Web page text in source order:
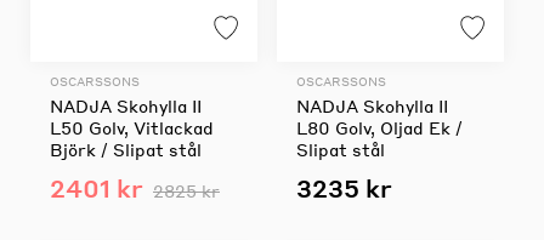
OSCARSSONS
NADJA Skohylla II
L50 Golv, Vitlackad
Björk / Slipat stål
2401 kr 2825 kr
OSCARSSONS
NADJA Skohylla II
L80 Golv, Oljad Ek /
Slipat stål
3235 kr